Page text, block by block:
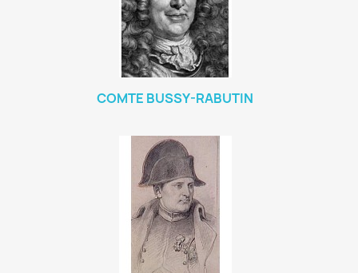
COMTE BUSSY-RABUTIN